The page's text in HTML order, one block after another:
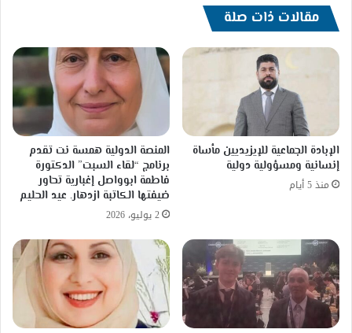
مقالات ذات صلة
الإبادة الجماعية للإيزيديين مأساة
إنسانية ومسؤولية دولية
منذ 5 أيام
المنصة الدولية همسة نت تقدم
برنامج “لقاء السبت” الدكتورة
فاطمة ابوواصل إغبارية تحاور
ضيفتها الكاتبة ازدهار. عيد الحليم
2 يوليو، 2026